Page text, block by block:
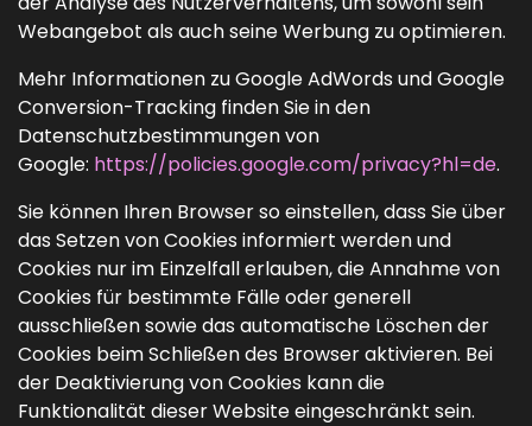
Webangebot als auch seine Werbung zu optimieren.
Mehr Informationen zu Google AdWords und Google
Conversion-Tracking finden Sie in den
Datenschutzbestimmungen von
Google: https://policies.google.com/privacy?hl=de.
Sie können Ihren Browser so einstellen, dass Sie über
das Setzen von Cookies informiert werden und
Cookies nur im Einzelfall erlauben, die Annahme von
Cookies für bestimmte Fälle oder generell
ausschließen sowie das automatische Löschen der
Cookies beim Schließen des Browser aktivieren. Bei
der Deaktivierung von Cookies kann die
Funktionalität dieser Website eingeschränkt sein.